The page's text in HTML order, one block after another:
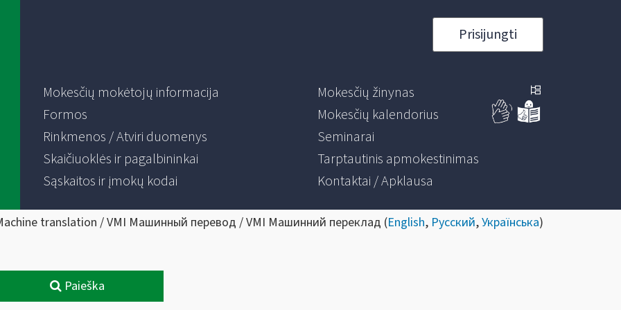
Prisijungti
Mokesčių mokėtojų informacija
Formos
Rinkmenos / Atviri duomenys
Skaičiuoklės ir pagalbininkai
Sąskaitos ir įmokų kodai
Mokesčių žinynas
Mokesčių kalendorius
Seminarai
Tarptautinis apmokestinimas
Kontaktai / Apklausa
translation / VMI Машинный перевод / VMI Машинний переклад (English, Русский,Українська)
Paieška